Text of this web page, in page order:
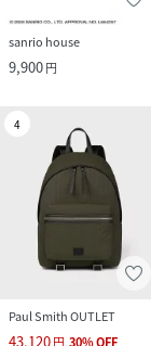
sanrio house
9,900円
4
Paul Smith OUTLET
43,120円 30%OFF